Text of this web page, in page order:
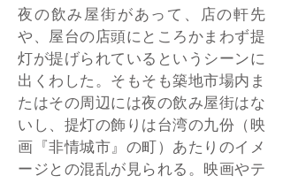
夜の飲み屋街があって、店の軒先
や、屋台の店頭にところかまわず提
灯が提げられているというシーンに
出くわした。そもそも築地市場内ま
たはその周辺には夜の飲み屋街はな
いし、提灯の飾りは台湾の九份（映
画『非情城市』の町）あたりのイメ
ージとの混乱が見られる。映画やテ